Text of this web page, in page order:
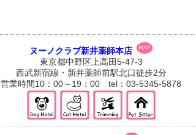
ヌーノクラブ新井薬師本店
東京都中野区上高田5-47-3
西武新宿線・新井薬師前駅北口徒歩2分
営業時間10：00～19：00 tel：03-5345-5878